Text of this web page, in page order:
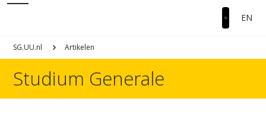
EN
SG.UU.nl Artikelen
Studium Generale